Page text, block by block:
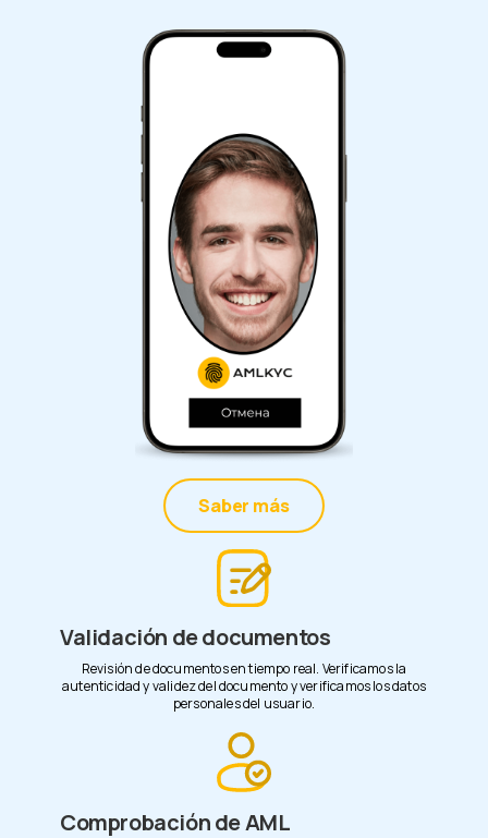
Saber más
Validación de documentos
Revisión de documentos en tiempo real. Verificamos la
autenticidad y validez del documento y verificamos los datos
personales del usuario.
Comprobación de AML